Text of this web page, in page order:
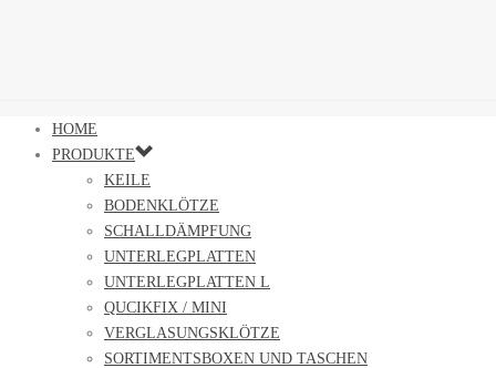
HOME
PRODUKTE
KEILE
BODENKLÖTZE
SCHALLDÄMPFUNG
UNTERLEGPLATTEN
UNTERLEGPLATTEN L
QUCIKFIX / MINI
VERGLASUNGSKLÖTZE
SORTIMENTSBOXEN UND TASCHEN